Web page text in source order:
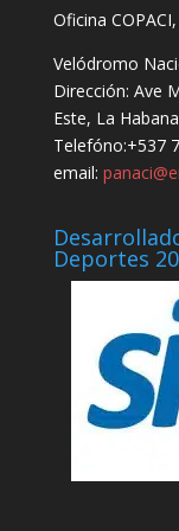
Oficina COPACI,
Velódromo
Dirección: Ave
Este, La
Telefóno:+537
email:
Deportes